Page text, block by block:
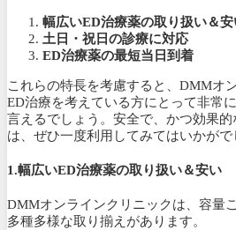
幅広いED治療薬の取り扱い＆安
土日・祝日の診療に対応
ED治療薬の最短当日到着
これらの特長を考慮すると、DMMオ
ED治療を考えている方にとって非常
言えるでしょう。安全で、かつ効果
は、ぜひ一度利用してみてはいかがで
1.幅広いED治療薬の取り扱い＆安い
DMMオンラインクリニックは、容量
多種多様な取り揃えがあります。